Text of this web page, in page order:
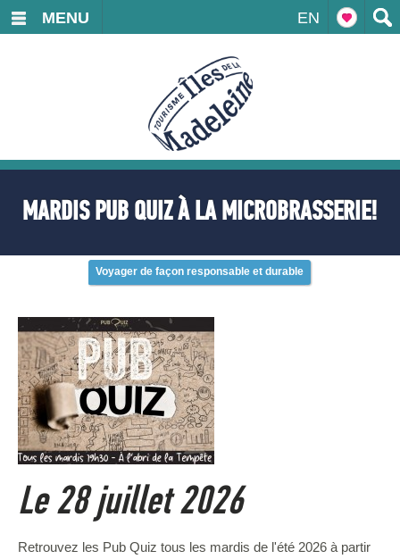
EN
MENU
MARDIS PUB QUIZ À LA MICROBRASSERIE!
Voyager de façon responsable et durable
Le 28 juillet 2026
Retrouvez les Pub Quiz tous les mardis de l'été 2026 à partir